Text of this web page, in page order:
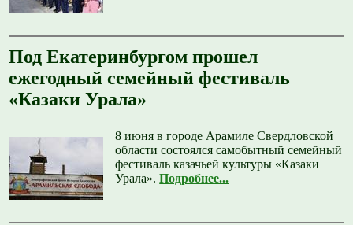
Под Екатеринбургом прошел
ежегодный семейный фестиваль
«Казаки Урала»
8 июня в городе Арамиле Свердловской
области состоялся самобытный семейный
фестиваль казачьей культуры «Казаки
Урала».Подробнее...